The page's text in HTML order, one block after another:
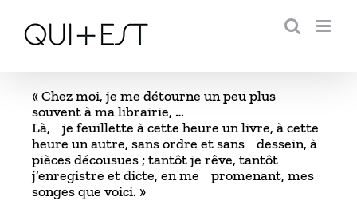
contenu
« Chez moi, je me détourne un peu plus
souvent à ma librairie, …
Là, je feuillette à cette heure un livre, à cette
heure un autre, sans ordre et sans dessein, à
pièces décousues ; tantôt je rêve, tantôt
j’enregistre et dicte, en me promenant, mes
songes que voici. »